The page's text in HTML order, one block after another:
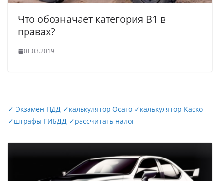
Что обозначает категория В1 в
правах?
01.03.2019
✓ Экзамен ПДД ✓калькулятор Осаго ✓калькулятор Каско
✓штрафы ГИБДД ✓рассчитать налог